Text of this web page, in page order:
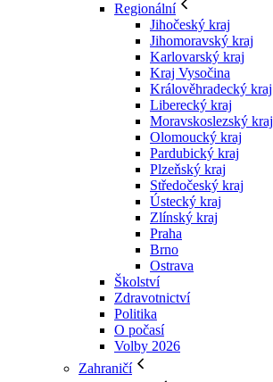
Regionální
Jihočeský kraj
Jihomoravský kraj
Karlovarský kraj
Kraj Vysočina
Králověhradecký kraj
Liberecký kraj
Moravskoslezský kraj
Olomoucký kraj
Pardubický kraj
Plzeňský kraj
Středočeský kraj
Ústecký kraj
Zlínský kraj
Praha
Brno
Ostrava
Školství
Zdravotnictví
Politika
O počasí
Volby 2026
Zahraničí